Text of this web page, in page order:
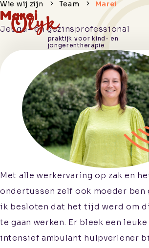
praktijk voor kind- en
jongerentherapie
Hoe we je
helpen
Wie wij
zijn
Praktische
informatie
Werken
bij
Contact
Wie wij zijn Team Marei
Marei
Jeugd- en gezinsprofessional
Met alle werkervaring op zak en
ondertussen zelf ook moeder ben
ik besloten dat het tijd werd om
te gaan werken. Er bleek een
intensief ambulant hulpverlener